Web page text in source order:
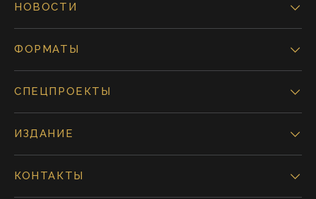
НОВОСТИ
ФОРМАТЫ
СПЕЦПРОЕКТЫ
ИЗДАНИЕ
КОНТАКТЫ